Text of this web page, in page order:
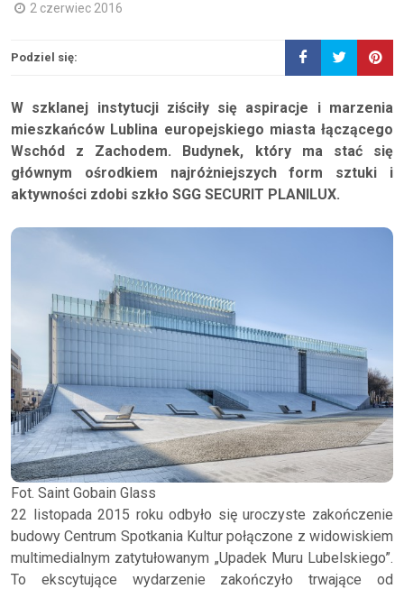
2 czerwiec 2016
Podziel się:
W szklanej instytucji ziściły się aspiracje i marzenia
mieszkańców Lublina europejskiego miasta łączącego
Wschód z Zachodem. Budynek, który ma stać się
głównym ośrodkiem najróżniejszych form sztuki i
aktywności zdobi szkło SGG SECURIT PLANILUX.
Fot. Saint Gobain Glass
22 listopada 2015 roku odbyło się uroczyste zakończenie
budowy Centrum Spotkania Kultur połączone z widowiskiem
multimedialnym zatytułowanym „Upadek Muru Lubelskiego”.
To ekscytujące wydarzenie zakończyło trwające od